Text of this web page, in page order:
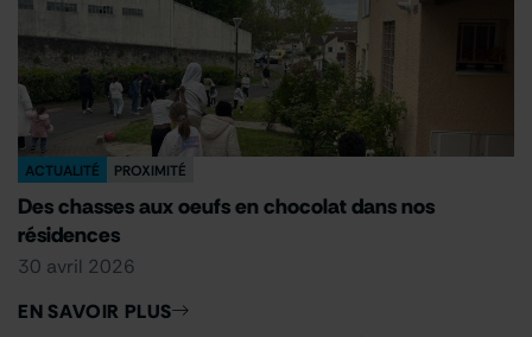
ACTUALITÉ PROXIMITÉ
Des chasses aux oeufs en chocolat dans nos
résidences
30 avril 2026
EN SAVOIR PLUS